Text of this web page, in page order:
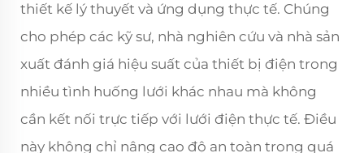
thiết kế lý thuyết và ứng dụng thực tế. Chúng
cho phép các kỹ sư, nhà nghiên cứu và nhà sản
xuất đánh giá hiệu suất của thiết bị điện trong
nhiều tình huống lưới khác nhau mà không
cần kết nối trực tiếp với lưới điện thực tế. Điều
này không chỉ nâng cao độ an toàn trong quá